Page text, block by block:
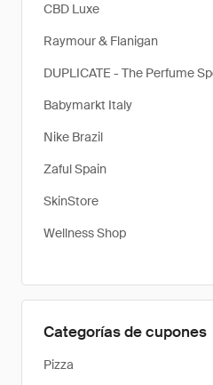
CBD Luxe
Raymour & Flanigan
DUPLICATE - The Perfume
Babymarkt Italy
Nike Brazil
Zaful Spain
SkinStore
Wellness Shop
Categorías de cupones
Pizza